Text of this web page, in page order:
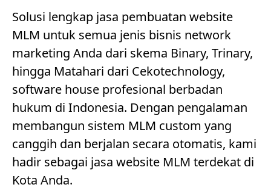
Solusi lengkap jasa pembuatan website
MLM untuk semua jenis bisnis network
marketing Anda dari skema Binary, Trinary,
hingga Matahari dari Cekotechnology,
software house profesional berbadan
hukum di Indonesia. Dengan pengalaman
membangun sistem MLM custom yang
canggih dan berjalan secara otomatis, kami
hadir sebagai jasa website MLM terdekat di
Kota Anda.